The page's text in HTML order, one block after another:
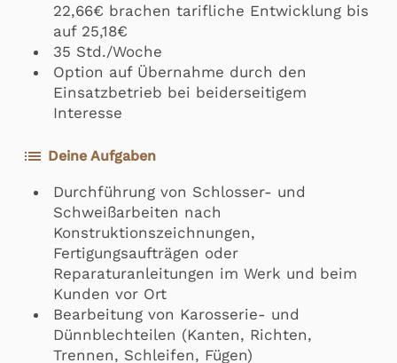
22,66€ brachen tarifliche Entwicklung bis
auf 25,18€
35 Std./Woche
Option auf Übernahme durch den
Einsatzbetrieb bei beiderseitigem
Interesse
list Deine Aufgaben
Durchführung von Schlosser- und
Schweißarbeiten nach
Konstruktionszeichnungen,
Fertigungsaufträgen oder
Reparaturanleitungen im Werk und beim
Kunden vor Ort
Bearbeitung von Karosserie- und
Dünnblechteilen (Kanten, Richten,
Trennen, Schleifen, Fügen)